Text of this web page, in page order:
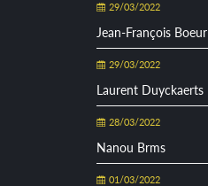
29/03/2022
Jean-François Boeur
29/03/2022
Laurent Duyckaerts
28/03/2022
Nanou Brms
01/03/2022